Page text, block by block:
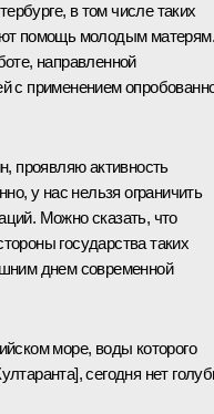
в том числе таких
помощь молодым
направленной
с применением
проявляю активность
у нас нельзя ограничить
Можно сказать, что
государства таких
днем современной
море, воды которого
сегодня нет